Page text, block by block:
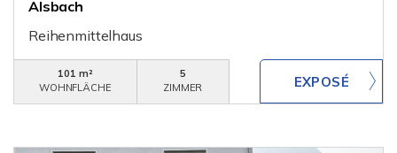
Alsbach
Reihenmittelhaus
101 m²
WOHNFLÄCHE
5
ZIMMER